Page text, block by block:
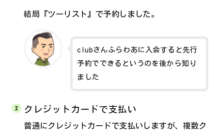
結局『ツーリスト』で予約しました。
clubさんふらわあに入会すると先行
予約でできるというのを後から知り
ました
クレジットカードで支払い
普通にクレジットカードで支払いしますが、複数ク